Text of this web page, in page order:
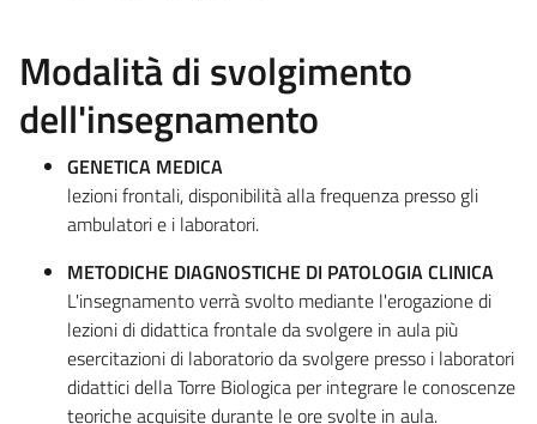
Modalità di svolgimento
dell'insegnamento
GENETICA MEDICA
lezioni frontali, disponibilità alla frequenza presso gli
ambulatori e i laboratori.
METODICHE DIAGNOSTICHE DI PATOLOGIA CLINICA
L'insegnamento verrà svolto mediante l'erogazione di
lezioni di didattica frontale da svolgere in aula più
esercitazioni di laboratorio da svolgere presso i laboratori
didattici della Torre Biologica per integrare le conoscenze
teoriche acquisite durante le ore svolte in aula.